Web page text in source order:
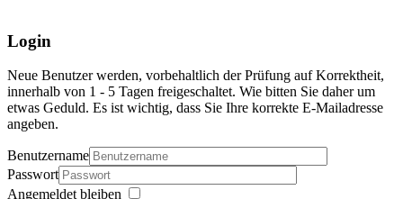
Login
Neue Benutzer werden, vorbehaltlich der Prüfung auf Korrektheit,
innerhalb von 1 - 5 Tagen freigeschaltet. Wie bitten Sie daher um
etwas Geduld. Es ist wichtig, dass Sie Ihre korrekte E-Mailadresse
angeben.
Benutzername
Passwort
Angemeldet bleiben